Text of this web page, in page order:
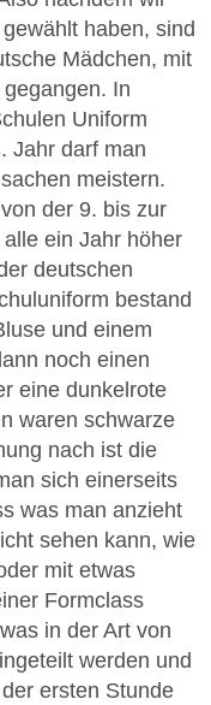
haben, sind
Mädchen, mit
In
Uniform
Jahr darf man
meistern.
der 9. bis zur
ein Jahr höher
deutschen
bestand
und einem
noch einen
eine dunkelrote
waren schwarze
nach ist die
sich einerseits
was man anzieht
sehen kann, wie
mit etwas
Formclass
in der Art von
werden und
ersten Stunde